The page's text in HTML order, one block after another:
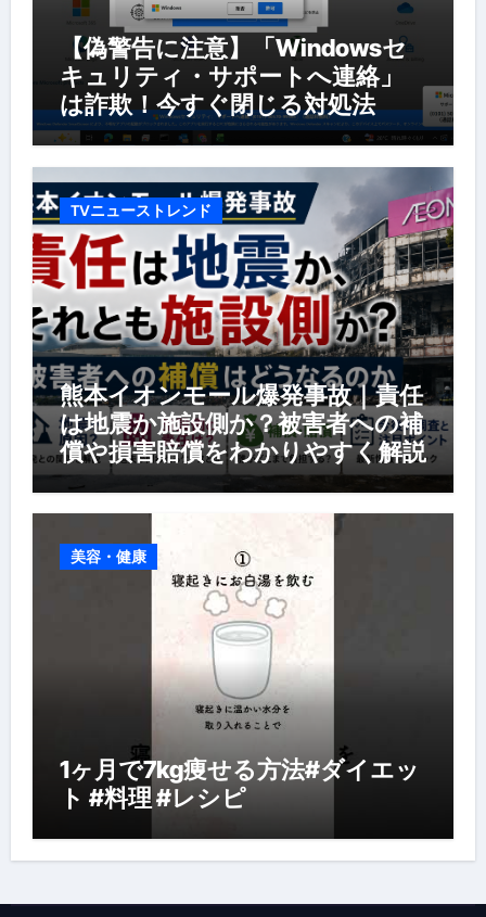
【偽警告に注意】「Windowsセ
キュリティ・サポートへ連絡」
は詐欺！今すぐ閉じる対処法
TVニューストレンド
熊本イオンモール爆発事故｜責任
は地震か施設側か？被害者への補
償や損害賠償をわかりやすく解説
美容・健康
1ヶ月で7kg痩せる方法#ダイエッ
ト #料理 #レシピ